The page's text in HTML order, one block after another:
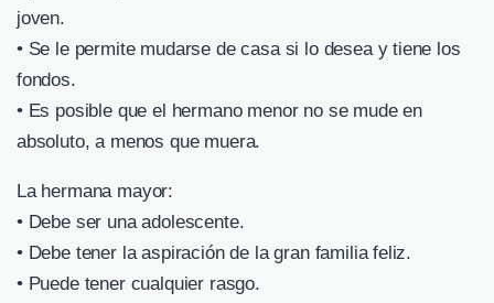
joven.
• Se le permite mudarse de casa si lo desea y tiene los
fondos.
• Es posible que el hermano menor no se mude en
absoluto, a menos que muera.
La hermana mayor:
• Debe ser una adolescente.
• Debe tener la aspiración de la gran familia feliz.
• Puede tener cualquier rasgo.